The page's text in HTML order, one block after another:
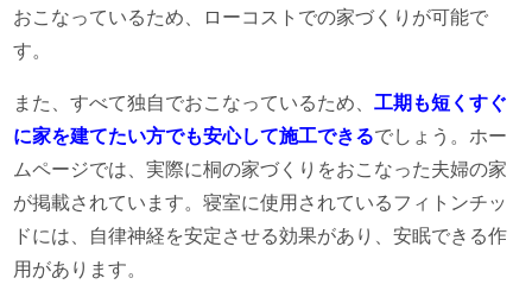
おこなっているため、ローコストでの家づくりが可能で
す。
また、すべて独自でおこなっているため、工期も短くすぐ
に家を建てたい方でも安心して施工できるでしょう。ホー
ムページでは、実際に桐の家づくりをおこなった夫婦の家
が掲載されています。寝室に使用されているフィトンチッ
ドには、自律神経を安定させる効果があり、安眠できる作
用があります。